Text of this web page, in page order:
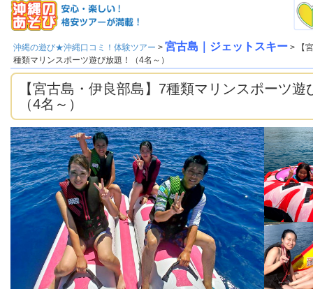
沖縄の遊び★沖縄口コミ！体験ツアー > 宮古島｜ジェットスキー > 【
種類マリンスポーツ遊び放題！（4名～）
【宮古島・伊良部島】7種類マリンスポーツ遊
（4名～）